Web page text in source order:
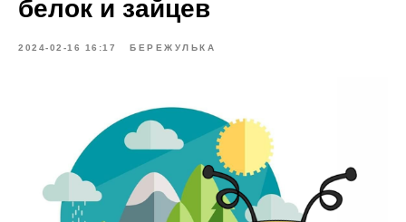
белок и зайцев
2024-02-16 16:17 БЕРЕЖУЛЬКА